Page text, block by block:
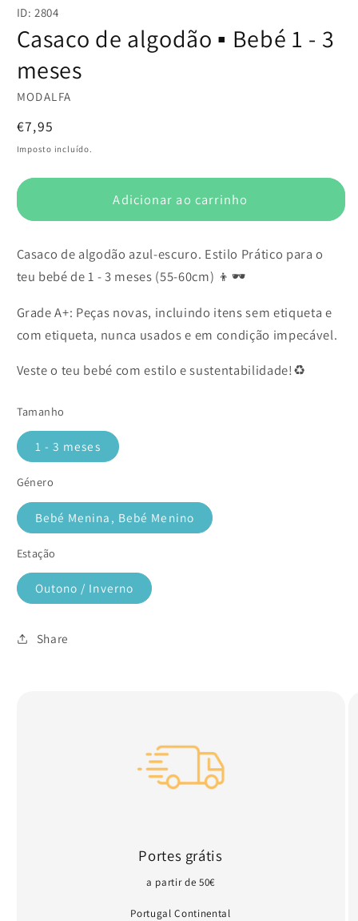
multimédia
em
modal
ID: 2804
Casaco de algodão ▪️ Bebé 1 - 3
meses
MODALFA
Preço
normal
€7,95
Imposto incluído.
Adicionar ao carrinho
Casaco de algodão azul-escuro. Estilo Prático para o
teu bebé de 1 - 3 meses (55-60cm) 👦🕶️
Grade A+: Peças novas, incluindo itens sem etiqueta e
com etiqueta, nunca usados e em condição impecável.
Veste o teu bebé com estilo e sustentabilidade!♻️
Tamanho
1 - 3 meses
Género
Bebé Menina, Bebé Menino
Estação
Outono / Inverno
Share
Portes grátis
a partir de 50€
Portugal Continental